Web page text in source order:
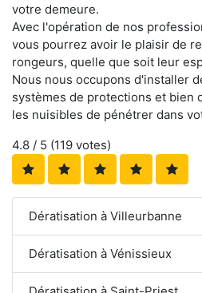
votre demeure.
Avec l'opération de nos
vous pourrez avoir le plaisir de
rongeurs, quelle que soit leur
Nous nous occupons d'installer
systèmes de protections et bien
les nuisibles de pénétrer dans
4.8 / 5 (119 votes)
Dératisation à Villeurbanne
Dératisation à Vénissieux